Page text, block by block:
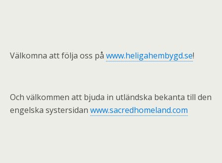
Välkomna att följa oss på www.heligahembygd.se!
Och välkommen att bjuda in utländska bekanta till den
engelska systersidan www.sacredhomeland.com